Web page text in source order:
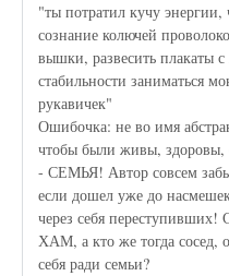
"ты потратил кучу энергии,
сознание колючей
вышки, развесить плакаты
стабильности заниматься
рукавичек"
Ошибочка: не во имя
чтобы были живы, здоровы,
- СЕМЬЯ! Автор совсем
если дошел уже до
через себя
ХАМ, а кто же тогда сосед,
себя ради семьи?